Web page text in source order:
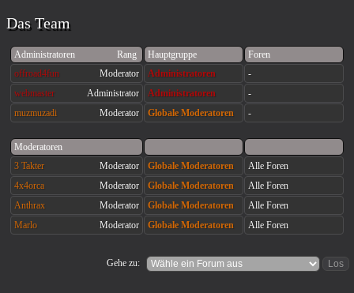
Das Team
Rang
Administratoren Hauptgruppe
Foren
Moderator
offroad4fun Administratoren
-
Administrator
webmaster Administratoren
-
Moderator
muzmuzadi Globale Moderatoren -
Moderatoren
Moderator
3 Takter Globale Moderatoren
Alle Foren
Moderator
4x4orca Globale Moderatoren
Alle Foren
Moderator
Anthrax Globale Moderatoren
Alle Foren
Moderator
Marlo Globale Moderatoren Alle Foren
Gehe zu: